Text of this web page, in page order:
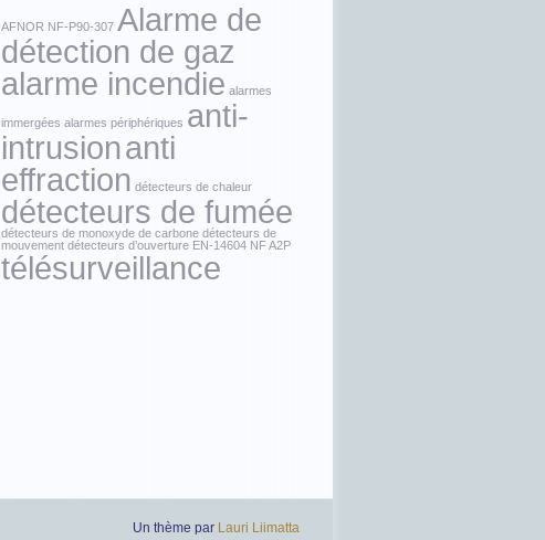
AFNOR NF-P90-307 Alarme de
détection de gaz
alarme incendie alarmes
immergées alarmes périphériques anti-
intrusionanti
effraction détecteurs de chaleur
détecteurs de fumée
détecteurs de monoxyde de carbone détecteurs de
mouvement détecteurs d’ouverture EN-14604 NF A2P
télésurveillance
Un thème par Lauri Liimatta